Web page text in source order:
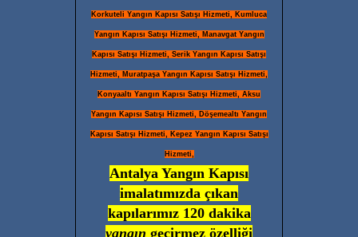
Korkuteli Yangın Kapısı Satışı Hizmeti, Kumluca
Yangın Kapısı Satışı Hizmeti, Manavgat Yangın
Kapısı Satışı Hizmeti, Serik Yangın Kapısı Satışı
Hizmeti, Muratpaşa Yangın Kapısı Satışı Hizmeti,
Konyaaltı Yangın Kapısı Satışı Hizmeti, Aksu
Yangın Kapısı Satışı Hizmeti, Döşemealtı Yangın
Kapısı Satışı Hizmeti, Kepez Yangın Kapısı Satışı
Hizmeti,
Antalya Yangın Kapısı
imalatımızda çıkan
kapılarımız 120 dakika
yangın geçirmez özelliği